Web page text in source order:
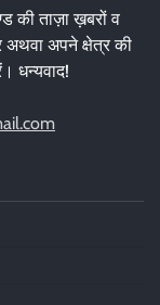
की ताज़ा ख़बरों व
अथवा अपने क्षेत्र की
धन्यवाद!